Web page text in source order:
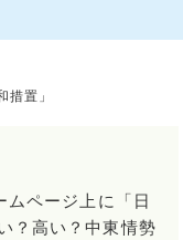
置」
ムページ上に「日
？高い？中東情勢